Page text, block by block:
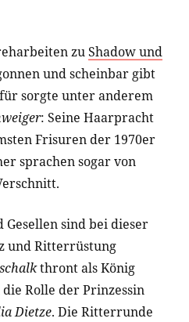
zuShadow und
und scheinbar gibt
sorgte unter anderem
: Seine Haarpracht
Frisuren der 1970er
sprachen sogar von
sind bei dieser
und Ritterrüstung
thront als König
Rolle der Prinzessin
Dietze. Die Ritterrunde